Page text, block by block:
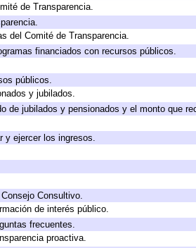
de Transparencia.
del Comité de Transparencia.
financiados con recursos públicos.
públicos.
y jubilados.
de jubilados y pensionados y el monto que
y ejercer los ingresos.
Consultivo.
de interés público.
frecuentes.
proactiva.